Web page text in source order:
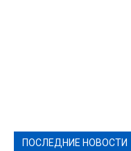
ПОСЛЕДНИЕ НОВОСТИ